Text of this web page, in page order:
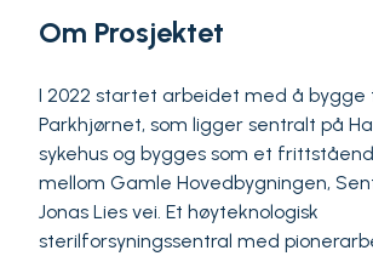
Om Prosjektet
I 2022 startet arbeidet med å bygge
Parkhjørnet, som ligger sentralt på
sykehus og bygges som et
mellom Gamle Hovedbygningen,
Jonas Lies vei. Et høyteknologisk
sterilforsyningssentral med